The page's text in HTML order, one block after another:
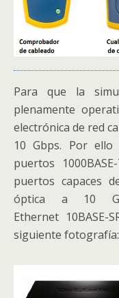
Para que la
plenamente
electrónica de red
10 Gbps. Por ello
puertos
puertos capaces
óptica a 10
Ethernet
siguiente fotografía: